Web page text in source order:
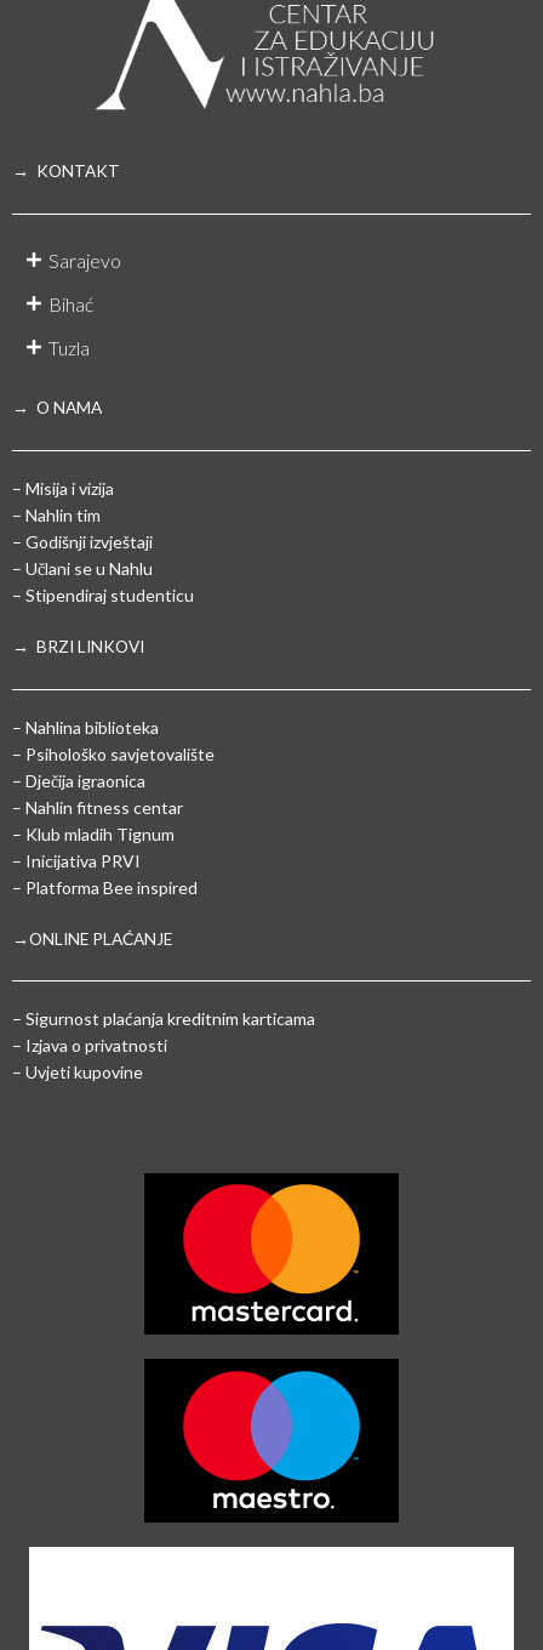
→ KONTAKT
Sarajevo
Bihać
Tuzla
→ O NAMA
– Misija i vizija
– Nahlin tim
– Godišnji izvještaji
– Učlani se u Nahlu
– Stipendiraj studenticu
→ BRZI LINKOVI
– Nahlina biblioteka
– Psihološko savjetovalište
– Dječija igraonica
– Nahlin fitness centar
– Klub mladih Tignum
– Inicijativa PRVI
– Platforma Bee inspired
→ONLINE PLAĆANJE
– Sigurnost plaćanja kreditnim karticama
– Izjava o privatnosti
– Uvjeti kupovine